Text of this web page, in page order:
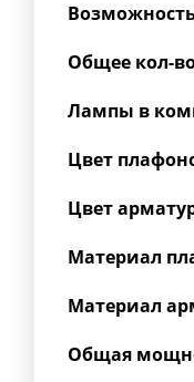
Общее кол-
Лампы в
Цвет
Цвет
Материал
Материал
Общая